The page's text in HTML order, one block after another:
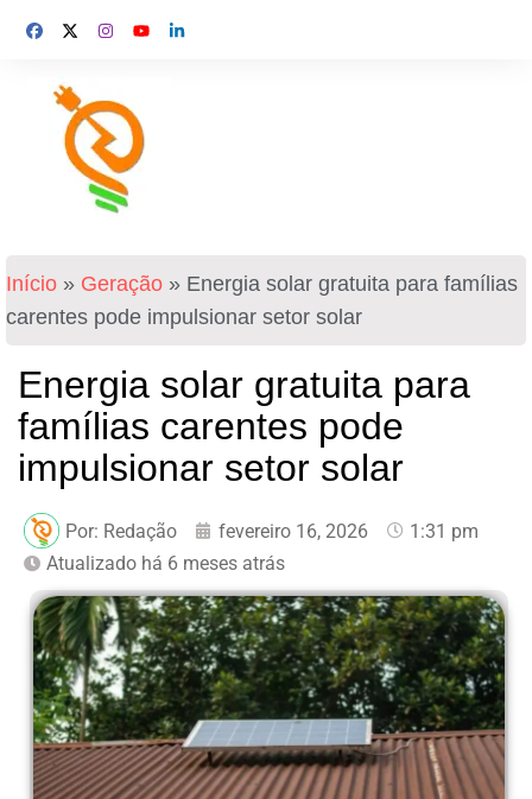
Início » Geração » Energia solar gratuita para famílias
carentes pode impulsionar setor solar
Energia solar gratuita para
famílias carentes pode
impulsionar setor solar
Por: Redação fevereiro 16, 2026
1:31 pm
Atualizado há 6 meses atrás